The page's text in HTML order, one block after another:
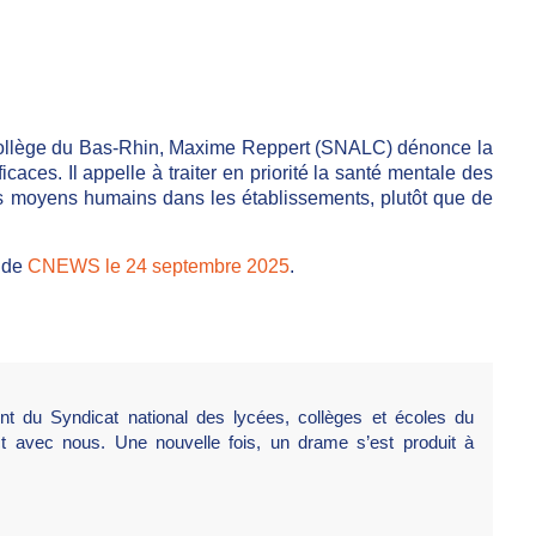
du Bas-Rhin, Maxime Reppert (SNALC) dénonce la
Il appelle à traiter en priorité la santé mentale des
humains dans les établissements, plutôt que de
CNEWS le 24 septembre 2025.
du Syndicat national des lycées, collèges et écoles du
avec nous. Une nouvelle fois, un drame s’est produit à